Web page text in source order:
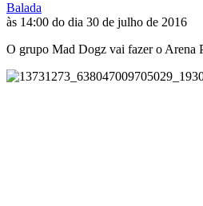
Balada
às 14:00 do dia 30 de julho de 2016
O grupo Mad Dogz vai fazer o Arena